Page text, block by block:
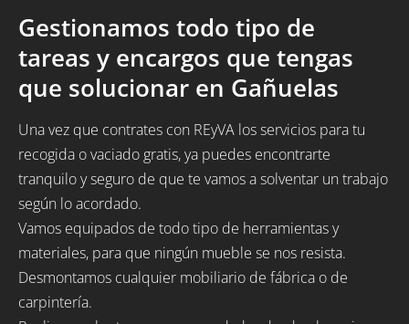
Gestionamos todo tipo de
tareas y encargos que tengas
que solucionar en Gañuelas
Una vez que contrates con REyVA los servicios para tu
recogida o vaciado gratis, ya puedes encontrarte
tranquilo y seguro de que te vamos a solventar un trabajo
según lo acordado.
Vamos equipados de todo tipo de herramientas y
materiales, para que ningún mueble se nos resista.
Desmontamos cualquier mobiliario de fábrica o de
carpintería.